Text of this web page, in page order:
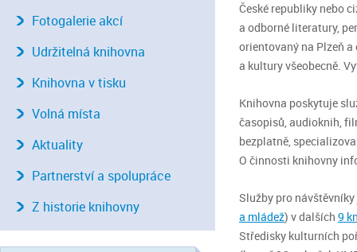
České republiky nebo
a odborné literatury,
orientovaný na Plzeň
a kultury všeobecně.
Knihovna poskytuje
časopisů, audioknih,
bezplatně,
O činnosti knihovny
Služby pro
a mládež) v dalších 9
Středisky kulturních
Fotogalerie akcí
Udržitelná knihovna
Knihovna v tisku
Volná místa
Aktuality
Partnerství a spolupráce
Z historie knihovny